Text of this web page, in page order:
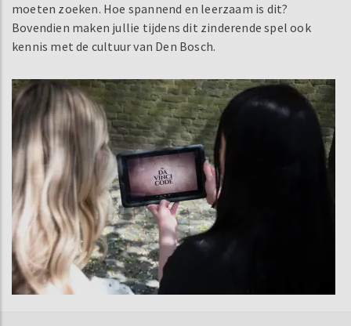
moeten zoeken. Hoe spannend en leerzaam is dit?
Bovendien maken jullie tijdens dit zinderende spel ook
kennis met de cultuur van Den Bosch.